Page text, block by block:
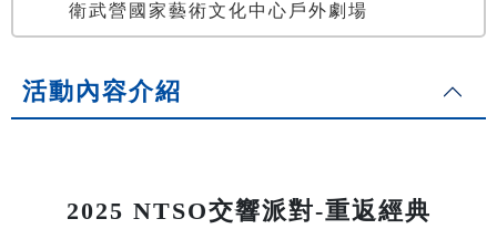
衛武營國家藝術文化中心戶外劇場
活動內容介紹
2025 NTSO交響派對-重返經典